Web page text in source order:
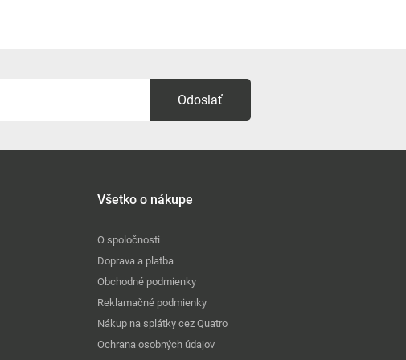
Odoslať
Všetko o nákupe
O spoločnosti
Doprava a platba
Obchodné podmienky
Reklamačné podmienky
Nákup na splátky cez Quatro
Ochrana osobných údajov